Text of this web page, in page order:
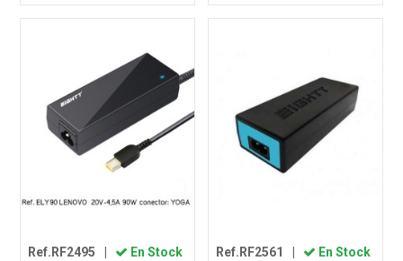
Ref.RF2495 En Stock Ref.RF2561 En Stock